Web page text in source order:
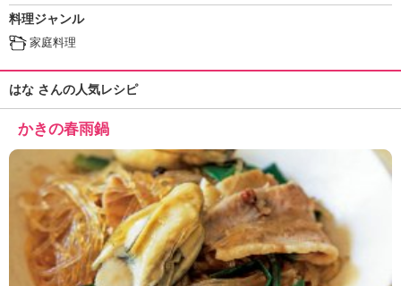
き
理
」
料理ジャンル
家庭料理
はな さんの人気レシピ
かきの春雨鍋